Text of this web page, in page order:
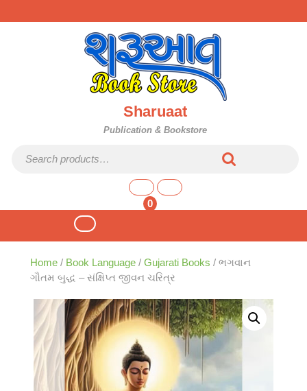
to
Sharuaat
Publication & Bookstore
0
shopping
Open
Button
Home / Book Language / Gujarati Books / ભગવાન
ગૌતમ બુદ્ધ – સંક્ષિપ્ત જીવન ચરિત્ર